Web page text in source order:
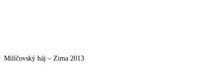
Milíčovský háj – Zima 2013